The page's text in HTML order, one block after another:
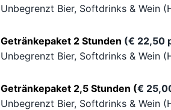
Unbegrenzt Bier, Softdrinks & Wein
Getränkepaket 2 Stunden (€ 22,50
Unbegrenzt Bier, Softdrinks & Wein
Getränkepaket 2,5 Stunden (€
Unbegrenzt Bier, Softdrinks & Wein